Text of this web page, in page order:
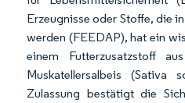
Erzeugnisse oder Stoffe, die
werden (FEEDAP), hat ein
einem Futterzusatzstoff
Muskatellersalbeis (Sativa
Zulassung bestätigt die